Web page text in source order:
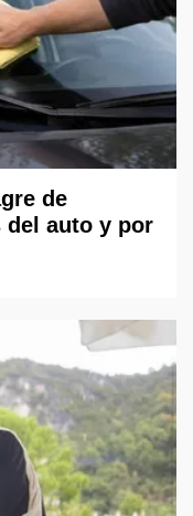
de
del auto y por